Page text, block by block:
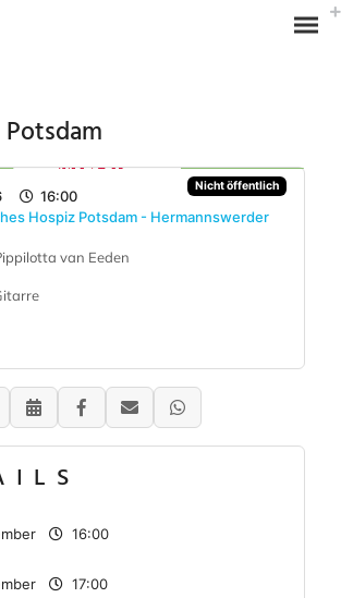
Nicht öffentlich
16:00
Hospiz Potsdam - Hermannswerder
van Eeden
16:00
17:00